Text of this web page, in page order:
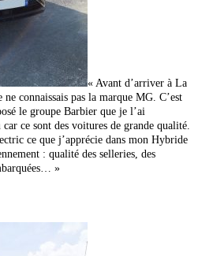
« Avant d’arriver à La
ne connaissais pas la marque MG. C’est
le groupe Barbier que je l’ai
ce sont des voitures de grande qualité.
ce que j’apprécie dans mon Hybride
: qualité des selleries, des
»